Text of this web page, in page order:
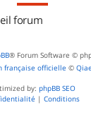
forum
® Forum Software ©
française officielle ©
by: phpBB SEO
| Conditions